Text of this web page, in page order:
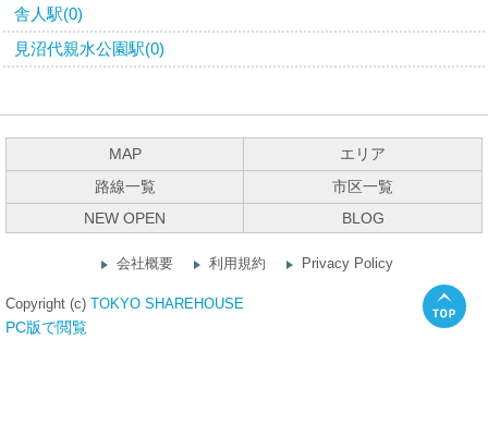
舎人駅(0)
見沼代親水公園駅(0)
MAP
エリア
路線一覧
市区一覧
NEW OPEN
BLOG
会社概要 利用規約 Privacy Policy
Copyright (c) TOKYO SHAREHOUSE
PC版で閲覧